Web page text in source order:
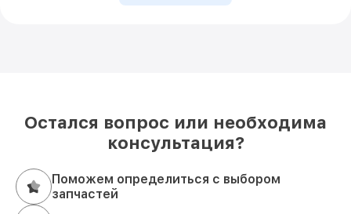
Остался вопрос или необходима
консультация?
Поможем определиться с выбором
запчастей